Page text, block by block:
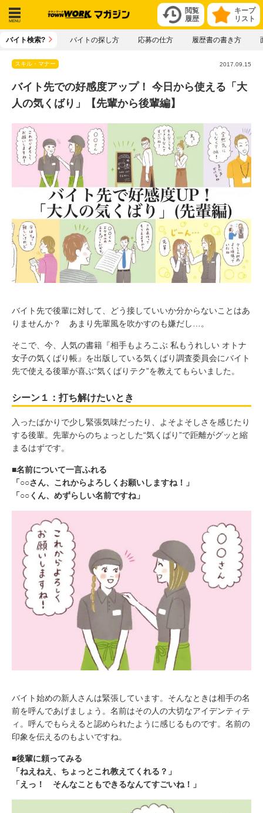
キープ
リスト
閲覧
履歴
メニ
バイト検索? バイトの探し方 応募の仕方 履歴書の書き方
スキル・マナー 2017.09.15
バイト先での好感度アップ！ 今日から使える「大
人の気くばり」【先輩から後輩編】
バイト先で後輩に対して、どう接していいか分からないことはあ
りませんか？ あまり先輩風を吹かすのも嫌だし…。
そこで、今、人気の書籍『相手もよろこぶ 私もうれしい オトナ
女子の気くばり帳』を出版している気くばり調査委員会にバイト
先で使える後輩が喜ぶ“気くばりテク”を教えてもらいました。
シーン１：打ち解けたいとき
入ったばかりで少し緊張気味だったり、よそよそしさを感じたり
する後輩。先輩からのちょっとした“気くばり”で距離がグッと縮
まるはずです。
■名前について一言ふれる
「○○さん、これからよろしくお願いしますね！」
「○○くん、めずらしい名前ですね」
バイト始めの新人さんは緊張しています。そんなときは相手の名
前を呼んであげましょう。名前はその人の大切なアイデンティテ
ィ。呼んでもらえると認められたように感じるものです。名前の
印象を伝えるのもよいですね。
■後輩に頼ってみる
「ねえねえ、ちょっとこれ教えてくれる？」
「えっ！ そんなこともできるなんてすごいね！」